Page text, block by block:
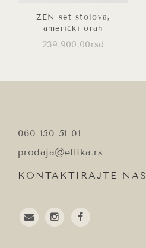
ZEN set stolova,
američki orah
239,900.00rsd
060 150 51 01
prodaja@ellika.rs
KONTAKTIRAJTE NAS